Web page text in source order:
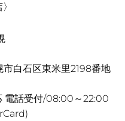
白石区東米里2198番地
話受付/08:00～22:00